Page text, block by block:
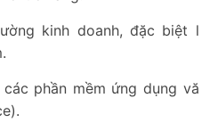
kinh doanh, đặc biệt là
phần mềm ứng dụng văn